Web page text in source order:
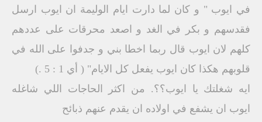
في ايوب " و كان لما دارت ايام الوليمة ان ايوب ارسل
فقدسهم و بكر في الغد و اصعد محرقات على عددهم
كلهم لان ايوب قال ربما اخطا بني و جدفوا على الله في
قلوبهم هكذا كان ايوب يفعل كل الايام" ( أي 1 : 5 .)
ايه شغلتك يا ايوب؟؟. من اكثر الحاجات اللي شاغله
ايوب ان يشفع في اولاده ان يقدم عنهم ذبائح